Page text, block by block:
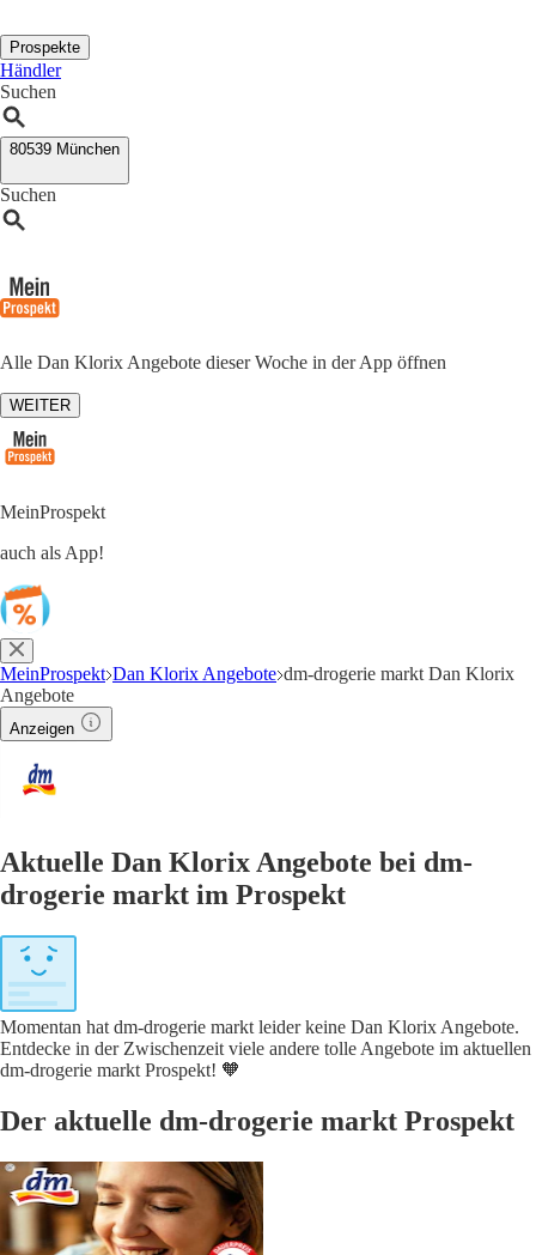
Prospekte
Händler
Suchen
80539 München
Suchen
Alle Dan Klorix Angebote dieser Woche in der App öffnen
WEITER
MeinProspekt
auch als App!
MeinProspekt Dan Klorix Angebote dm-drogerie markt Dan Klorix
Angebote
Anzeigen
Aktuelle Dan Klorix Angebote bei dm-
drogerie markt im Prospekt
Momentan hat dm-drogerie markt leider keine Dan Klorix Angebote.
Entdecke in der Zwischenzeit viele andere tolle Angebote im aktuellen
dm-drogerie markt Prospekt! 🧡
Der aktuelle dm-drogerie markt Prospekt